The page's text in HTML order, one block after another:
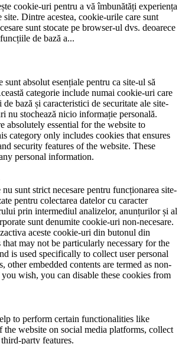
cookie-uri pentru a vă îmbunătăți experiența
Dintre acestea, cookie-urile care sunt
sunt stocate pe browser-ul dvs. deoarece
de bază a...
sunt absolut esențiale pentru ca site-ul să
categorie include numai cookie-uri care
bază și caracteristici de securitate ale site-
nu stochează nicio informație personală.
absolutely essential for the website to
category only includes cookies that ensures
security features of the website. These
personal information.
sunt strict necesare pentru funcționarea site-
pentru colectarea datelor cu caracter
prin intermediul analizelor, anunțurilor și al
sunt denumite cookie-uri non-necesare.
aceste cookie-uri din butonul din
may not be particularly necessary for the
is used specifically to collect user personal
other embedded contents are termed as non-
wish, you can disable these cookies from
to perform certain functionalities like
the website on social media platforms, collect
party features.